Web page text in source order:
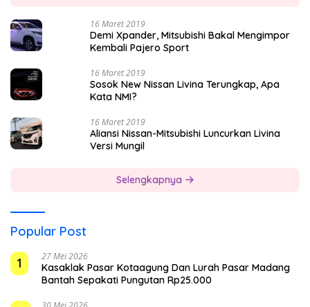
16 Maret 2019
Demi Xpander, Mitsubishi Bakal Mengimpor
Kembali Pajero Sport
16 Maret 2019
Sosok New Nissan Livina Terungkap, Apa
Kata NMI?
16 Maret 2019
Aliansi Nissan-Mitsubishi Luncurkan Livina
Versi Mungil
Selengkapnya
Popular Post
1
27 Mei 2026
Kasaklak Pasar Kotaagung Dan Lurah Pasar Madang
Bantah Sepakati Pungutan Rp25.000